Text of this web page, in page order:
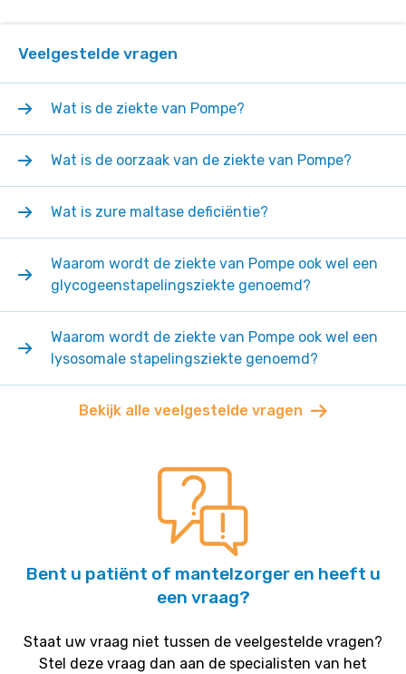
Veelgestelde vragen
Wat is de ziekte van Pompe?
Wat is de oorzaak van de ziekte van Pompe?
Wat is zure maltase deficiëntie?
Waarom wordt de ziekte van Pompe ook wel een
glycogeenstapelingsziekte genoemd?
Waarom wordt de ziekte van Pompe ook wel een
lysosomale stapelingsziekte genoemd?
Bekijk alle veelgestelde vragen
Bent u patiënt of mantelzorger en heeft u
een vraag?
Staat uw vraag niet tussen de veelgestelde vragen?
Stel deze vraag dan aan de specialisten van het